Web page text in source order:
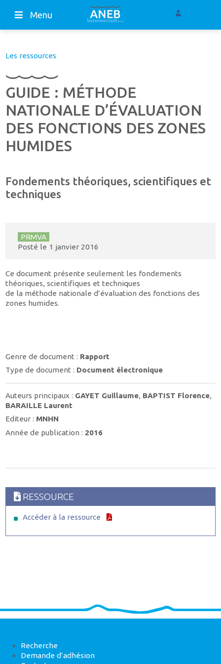
Menu
Les ressources
GUIDE : MÉTHODE
NATIONALE D’ÉVALUATION
DES FONCTIONS DES ZONES
HUMIDES
Fondements théoriques, scientifiques et
techniques
PRMVA
Posté le 1 janvier 2016
Ce document présente seulement les fondements
théoriques, scientifiques et techniques
de la méthode nationale d’évaluation des fonctions des
zones humides.
Genre de document : Rapport
Type de document : Document électronique
Auteurs principaux : GAYET Guillaume, BAPTIST Florence,
BARAILLE Laurent
Editeur : MNHN
Année de publication : 2016
RESSOURCE
Accéder à la ressource
Recherche
Demande d’adhésion